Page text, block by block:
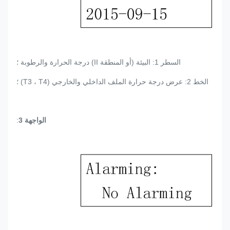
السطر 1: البيئة (أو المنطقة II) درجة الحرارة والرطوبة ؛
الخط 2: عرض درجة حرارة الملف الداخلي والخارجي (T3 ، T4) ؛
الواجهة 3 :